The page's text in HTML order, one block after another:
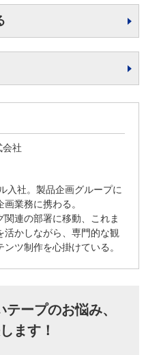
会社
入社。製品企画グループに
業務に携わる。
連の部署に移動、これま
かしながら、専門的な観
ツ制作を心掛けている。
ープのお悩み、
ます！